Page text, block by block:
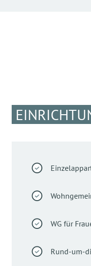
WG für
Rund-um-